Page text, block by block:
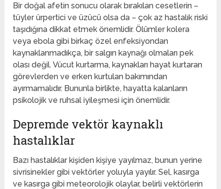
Bir doğal afetin sonucu olarak bırakılan cesetlerin –
tüyler ürpertici ve üzücü olsa da – çok az hastalık riski
taşıdığına dikkat etmek önemlidir. Ölümler kolera
veya ebola gibi birkaç özel enfeksiyondan
kaynaklanmadıkça, bir salgın kaynağı olmaları pek
olası değil. Vücut kurtarma, kaynakları hayat kurtaran
görevlerden ve erken kurtulan bakımından
ayırmamalıdır. Bununla birlikte, hayatta kalanların
psikolojik ve ruhsal iyileşmesi için önemlidir.
Depremde vektör kaynaklı
hastalıklar
Bazı hastalıklar kişiden kişiye yayılmaz, bunun yerine
sivrisinekler gibi vektörler yoluyla yayılır. Sel, kasırga
ve kasırga gibi meteorolojik olaylar, belirli vektörlerin